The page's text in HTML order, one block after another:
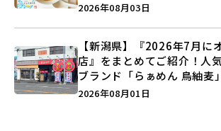
注目記事をランキングでご
2026年08月03日
【新潟県】『2026年7月に
店』をまとめてご紹介！人
ブランド「らぁめん 鳥紬麦
しょうがの空」など盛りだ
2026年08月01日